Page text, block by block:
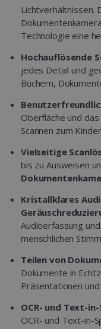
Lichtverhältnissen.
Technologie eine
Hochauflösende
jedes Detail und
Büchern,
Oberfläche und das
Scannen zum
Vielseitige
bis zu Ausweisen
Kristallklares
Audioerfassung
menschlichen
Teilen von
Dokumente in
Präsentationen
OCR- und Text-
OCR- und Text-in-